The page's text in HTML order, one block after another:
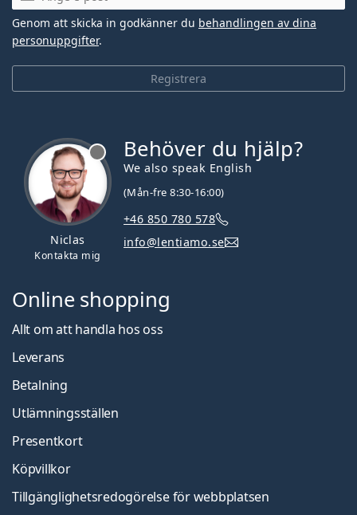
Registrera
Genom att skicka in godkänner du behandlingen av dina
personuppgifter.
Niclas
Kontakta mig
Behöver du hjälp?
We also speak English
(Mån-fre 8:30-16:00)
+46 850 780 578
info@lentiamo.se
Online shopping
Allt om att handla hos oss
Leverans
Betalning
Utlämningsställen
Presentkort
Köpvillkor
Tillgänglighetsredogörelse för webbplatsen